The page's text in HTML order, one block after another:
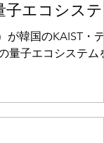
エコシステ
韓国のKAIST・デ
量子エコシステムを